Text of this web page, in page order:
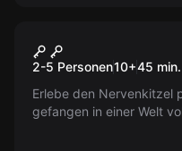
Manor of
2-5 Personen10+45 min.
Erlebe den Nervenkitzel
gefangen in einer Welt